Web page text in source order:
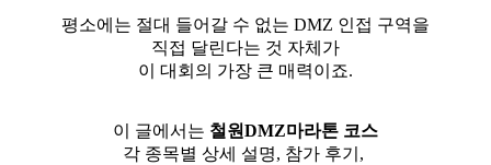
평소에는 절대 들어갈 수 없는 DMZ 인접 구역을
직접 달린다는 것 자체가
이 대회의 가장 큰 매력이죠.
이 글에서는 철원DMZ마라톤 코스
각 종목별 상세 설명, 참가 후기,